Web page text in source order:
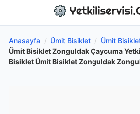
Anasayfa / Ümit Bisiklet / Ümit
Ümit Bisiklet Zonguldak Çaycuma
Bisiklet Ümit Bisiklet Zonguldak